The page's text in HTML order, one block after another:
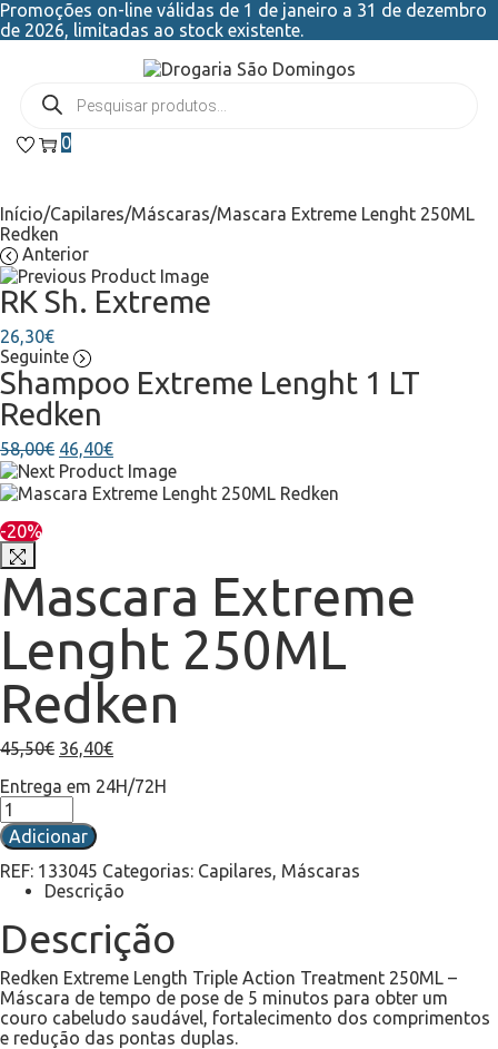
Promoções on-line válidas de 1 de janeiro a 31 de dezembro
de 2026, limitadas ao stock existente.
0
Início/Capilares/Máscaras/Mascara Extreme Lenght 250ML
Redken
Anterior
RK Sh. Extreme
26,30€
Seguinte
Shampoo Extreme Lenght 1 LT
Redken
58,00€ 46,40€
-20%
Mascara Extreme
Lenght 250ML
Redken
45,50€ 36,40€
Entrega em 24H/72H
Adicionar
REF: 133045 Categorias: Capilares, Máscaras
Descrição
Descrição
Redken Extreme Length Triple Action Treatment 250ML –
Máscara de tempo de pose de 5 minutos para obter um
couro cabeludo saudável, fortalecimento dos comprimentos
e redução das pontas duplas.